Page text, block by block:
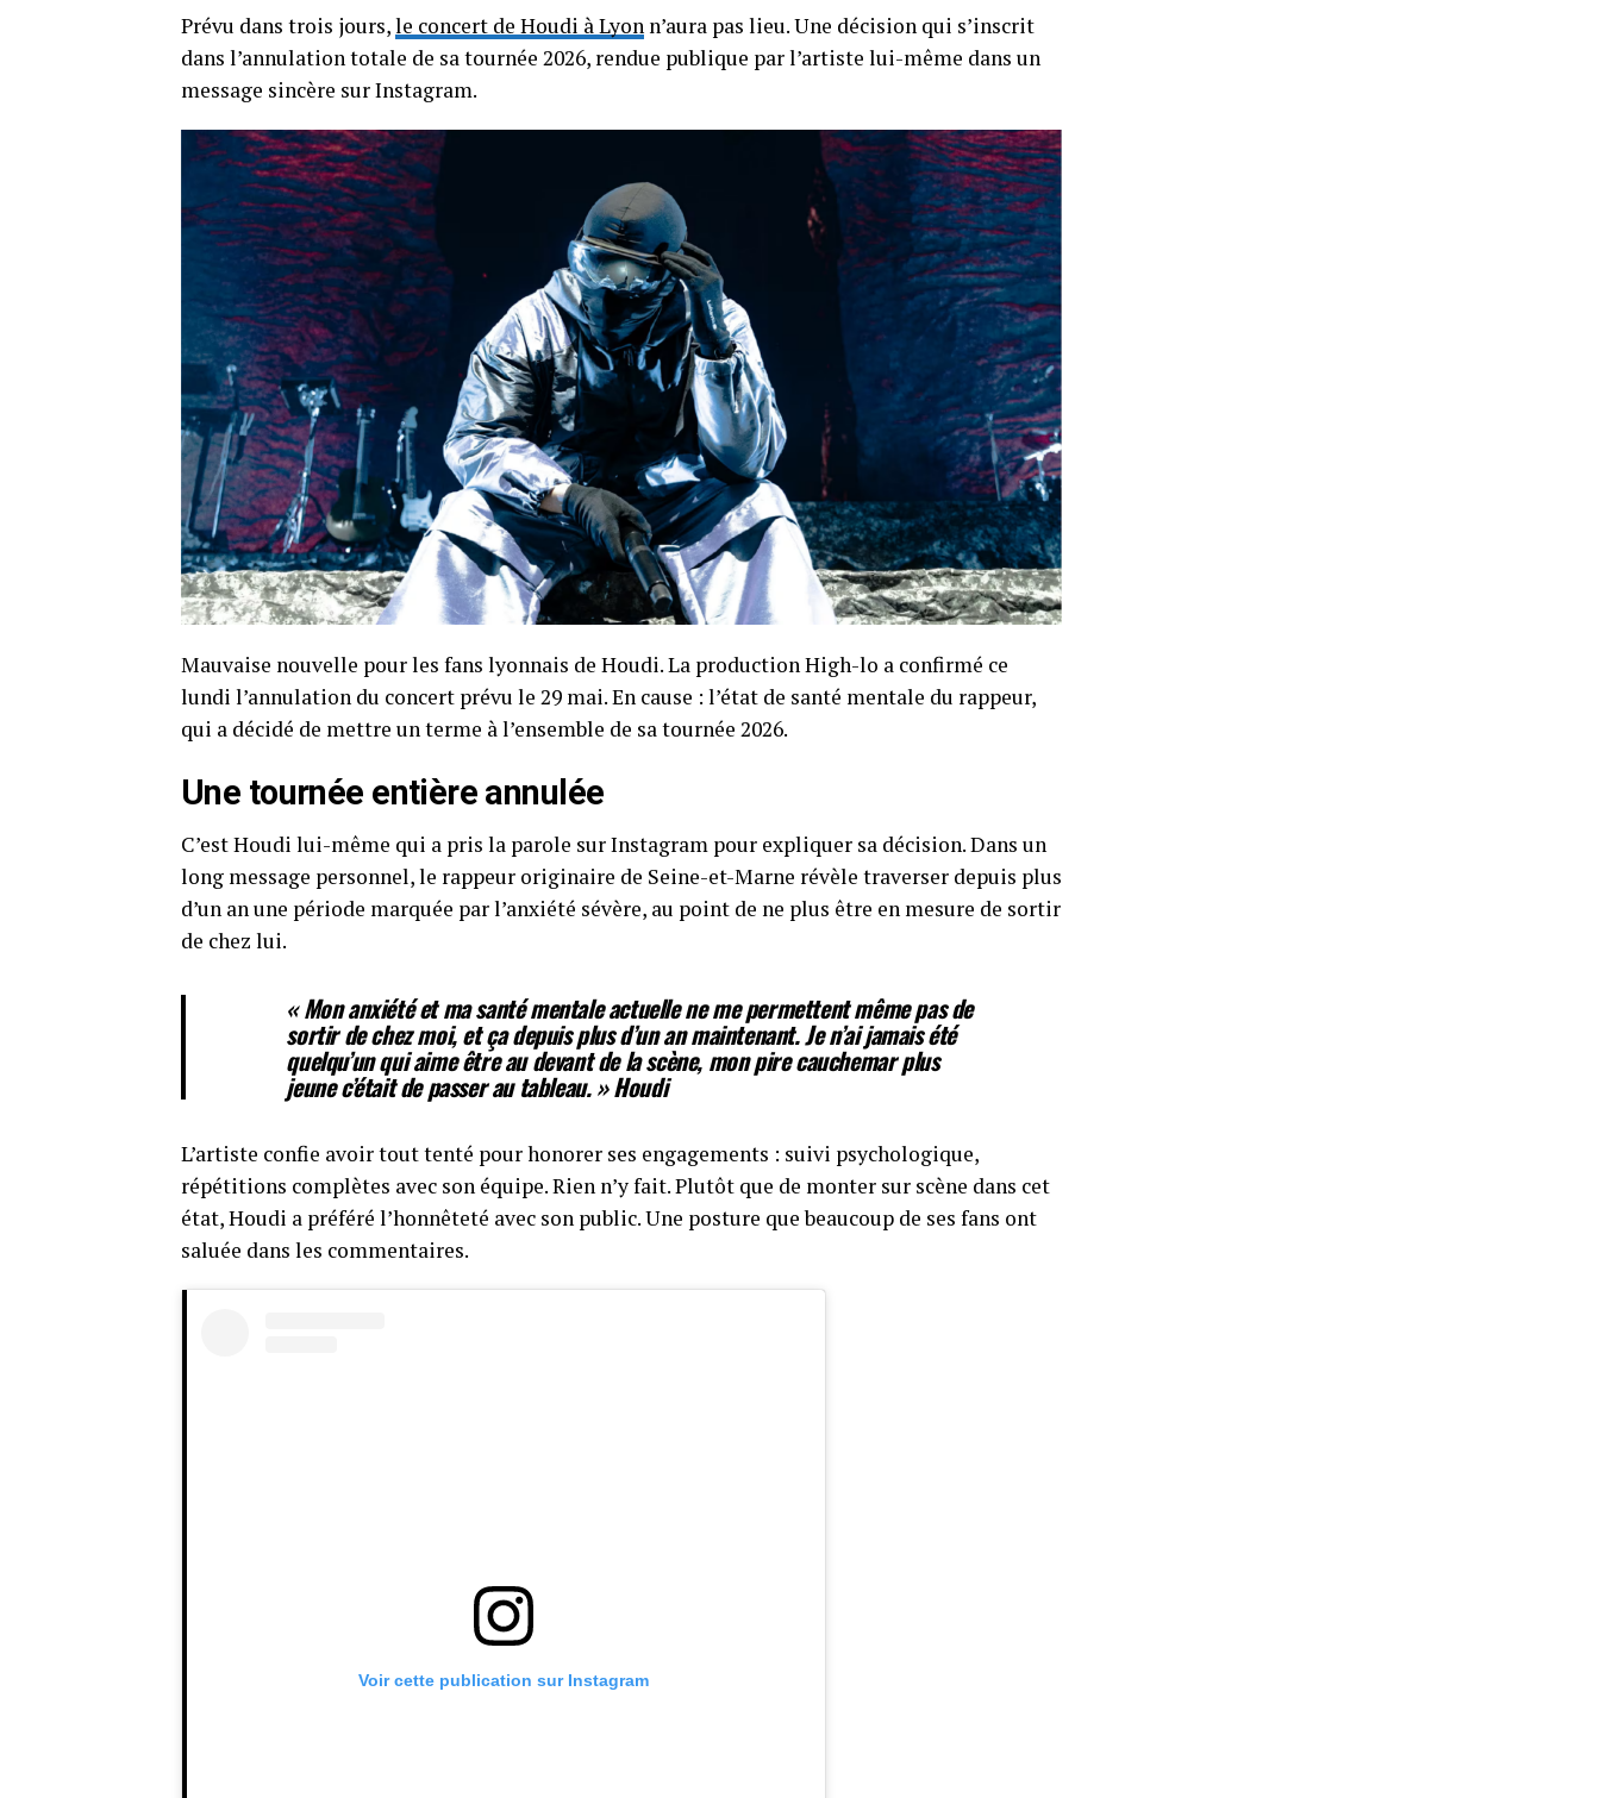
Prévu dans trois jours,le concert de Houdi à Lyon n’aura pas lieu. Une décision qui s’inscrit
dans l’annulation totale de sa tournée 2026, rendue publique par l’artiste lui-même dans un
message sincère sur Instagram.
Mauvaise nouvelle pour les fans lyonnais de Houdi. La production High-lo a confirmé ce
lundi l’annulation du concert prévu le 29 mai. En cause : l’état de santé mentale du rappeur,
qui a décidé de mettre un terme à l’ensemble de sa tournée 2026.
Une tournée entière annulée
C’est Houdi lui-même qui a pris la parole sur Instagram pour expliquer sa décision. Dans un
long message personnel, le rappeur originaire de Seine-et-Marne révèle traverser depuis plus
d’un an une période marquée par l’anxiété sévère, au point de ne plus être en mesure de sortir
de chez lui.
« Mon anxiété et ma santé mentale actuelle ne me permettent même pas de
sortir de chez moi, et ça depuis plus d’un an maintenant. Je n’ai jamais été
quelqu’un qui aime être au devant de la scène, mon pire cauchemar plus
jeune c’était de passer au tableau. »Houdi
L’artiste confie avoir tout tenté pour honorer ses engagements : suivi psychologique,
répétitions complètes avec son équipe. Rien n’y fait. Plutôt que de monter sur scène dans cet
état, Houdi a préféré l’honnêteté avec son public. Une posture que beaucoup de ses fans ont
saluée dans les commentaires.
Voir cette publication sur Instagram